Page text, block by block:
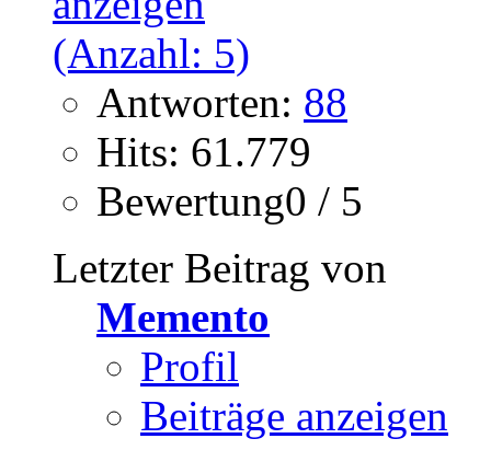
Antworten: 88
Hits: 61.779
Bewertung0 / 5
Letzter Beitrag von
Memento
Profil
Beiträge anzeigen